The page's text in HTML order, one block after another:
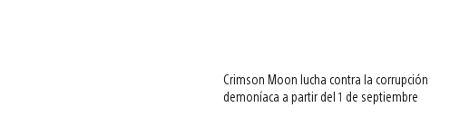
Crimson Moon lucha contra la corrupción
demoníaca a partir del 1 de septiembre